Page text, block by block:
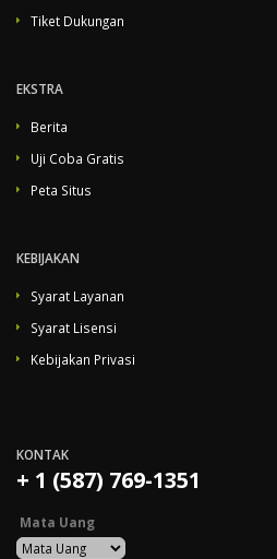
Tiket Dukungan
EKSTRA
Berita
Uji Coba Gratis
Peta Situs
KEBIJAKAN
Syarat Layanan
Syarat Lisensi
Kebijakan Privasi
KONTAK
+ 1 (587) 769-1351
Mata Uang